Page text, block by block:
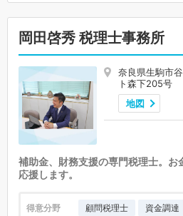
岡田啓秀 税理士事務所
奈良県生駒市
ト森下205号
地図
補助金、財務支援の専門税理士。お
応援します。
得意分野 顧問税理士 資金調達